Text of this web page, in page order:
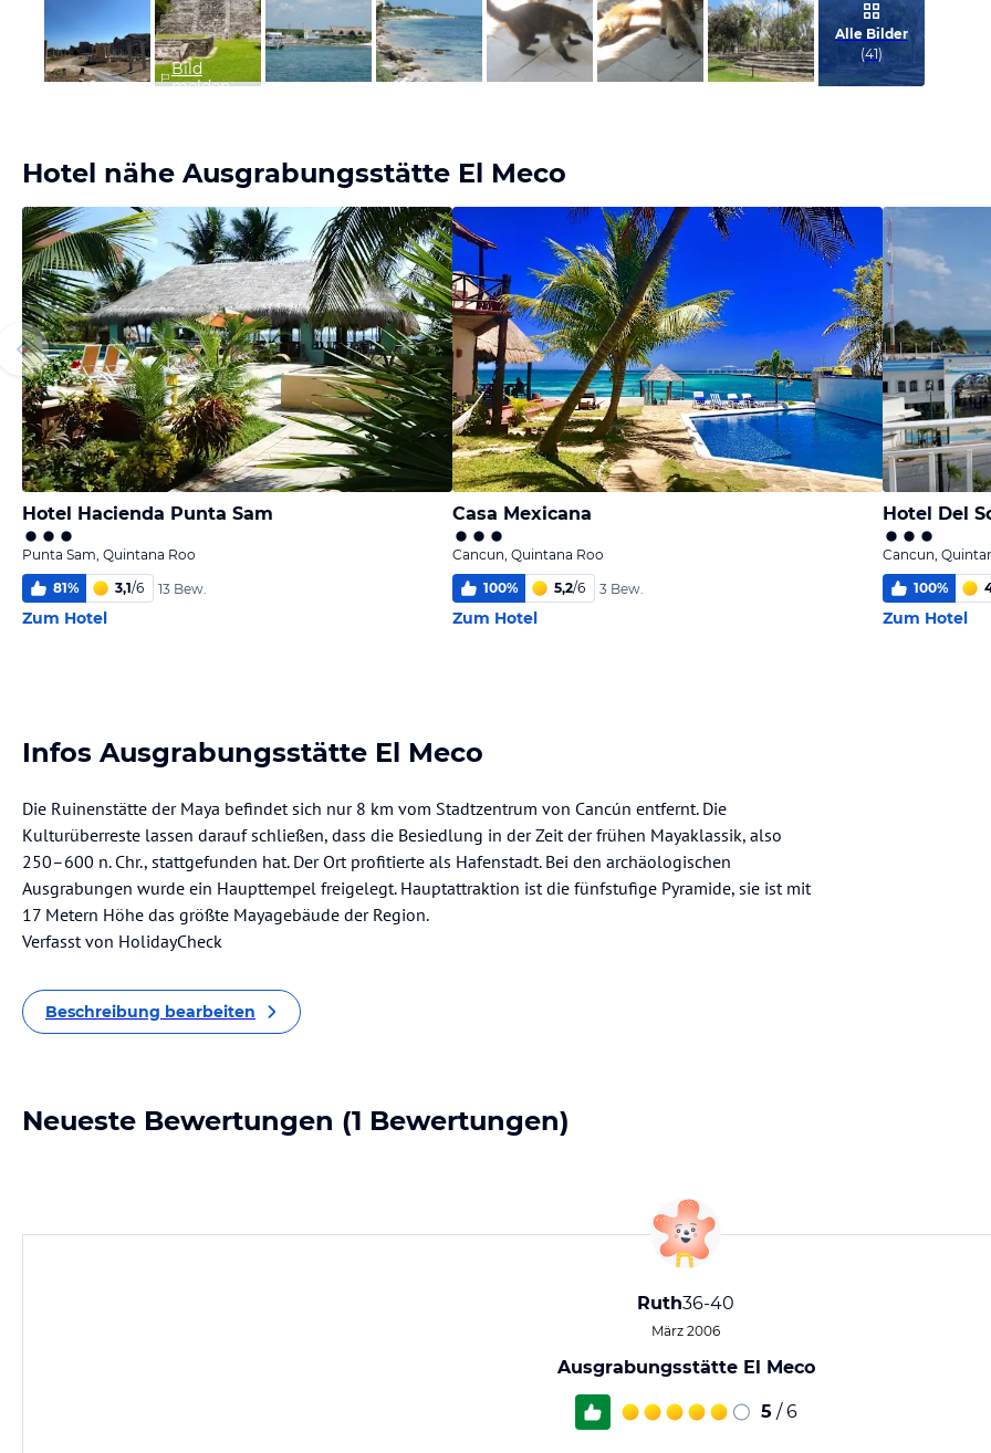
Bild melden
von Günter
Bild melden
von Günter
Bild
melden
Alle Bilder
(41)
Hotel nähe Ausgrabungsstätte El Meco
Hotel Hacienda Punta Sam
Punta Sam, Quintana Roo
81% 3,1/6 13 Bew.
Zum Hotel
Casa Mexicana
Cancun, Quintana Roo
100% 5,2/6 3 Bew.
Zum Hotel
Hotel Del
Cancun,
100%
Zum Hotel
Infos Ausgrabungsstätte El Meco
Die Ruinenstätte der Maya befindet sich nur 8 km vom Stadtzentrum von Cancún entfernt. Die
Kulturüberreste lassen darauf schließen, dass die Besiedlung in der Zeit der frühen Mayaklassik, also
250–600 n. Chr., stattgefunden hat. Der Ort profitierte als Hafenstadt. Bei den archäologischen
Ausgrabungen wurde ein Haupttempel freigelegt. Hauptattraktion ist die fünfstufige Pyramide, sie ist mit
17 Metern Höhe das größte Mayagebäude der Region.
Verfasst von HolidayCheck
Beschreibung bearbeiten
Neueste Bewertungen (1 Bewertungen)
Ruth36-40
März 2006
Ausgrabungsstätte El Meco
5 / 6